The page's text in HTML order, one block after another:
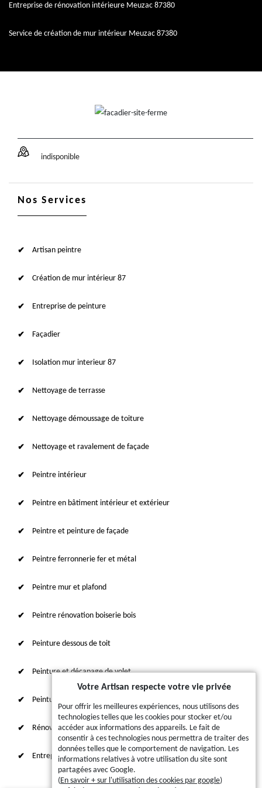
Entreprise de rénovation intérieure Meuzac 87380
Service de création de mur intérieur Meuzac 87380
indisponible
Nos Services
Artisan peintre
Création de mur intérieur 87
Entreprise de peinture
Façadier
Isolation mur interieur 87
Nettoyage de terrasse
Nettoyage démoussage de toiture
Nettoyage et ravalement de façade
Peintre intérieur
Peintre en bâtiment intérieur et extérieur
Peintre et peinture de façade
Peintre ferronnerie fer et métal
Peintre mur et plafond
Peintre rénovation boiserie bois
Peinture dessous de toit
Peinture et décapage de volet
Peinture sur tuile et toiture
Rénovation intérieure 87
Entreprise de ravalement
Votre Artisan respecte votre vie privée
Pour offrir les meilleures expériences, nous utilisons des
technologies telles que les cookies pour stocker et/ou
accéder aux informations des appareils. Le fait de
consentir à ces technologies nous permettra de traiter des
données telles que le comportement de navigation. Les
informations relatives à votre utilisation du site sont
partagées avec Google.
(En savoir + sur l'utilisation des cookies par google)